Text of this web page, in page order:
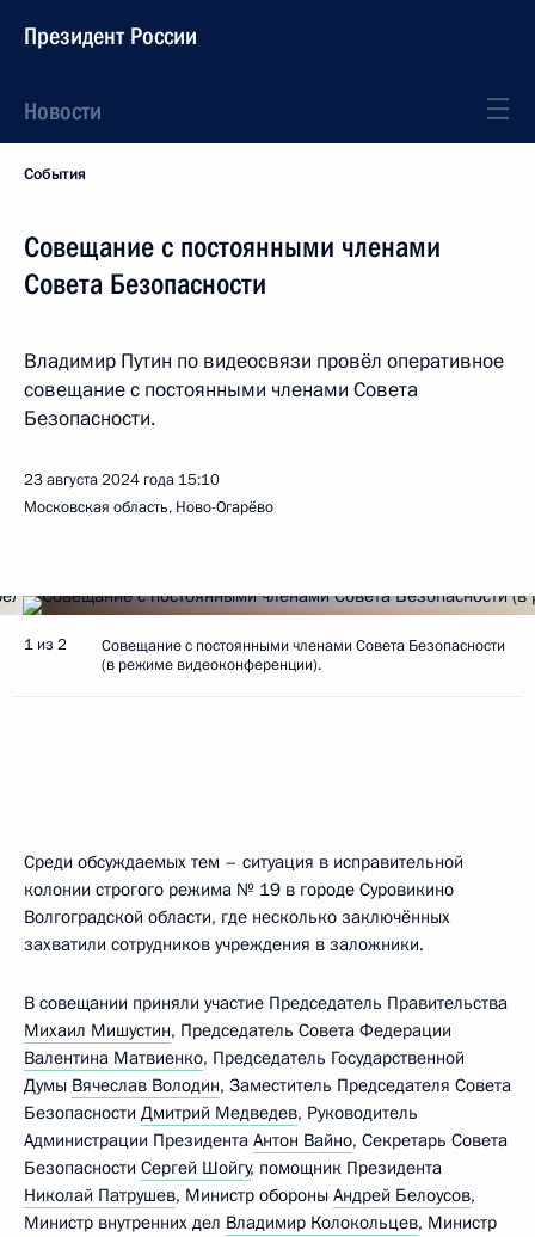
Президент России
Новости
События
Совещание с постоянными членами
Совета Безопасности
Владимир Путин по видеосвязи провёл оперативное
совещание с постоянными членами Совета
Безопасности.
23 августа 2024 года 15:10
Московская область, Ново-Огарёво
1 из 2
Совещание с постоянными членами Совета Безопасности
(в режиме видеоконференции).
Среди обсуждаемых тем – ситуация в исправительной
колонии строгого режима № 19 в городе Суровикино
Волгоградской области, где несколько заключённых
захватили сотрудников учреждения в заложники.
В совещании приняли участие Председатель Правительства
Михаил Мишустин, Председатель Совета Федерации
Валентина Матвиенко, Председатель Государственной
Думы Вячеслав Володин, Заместитель Председателя Совета
Безопасности Дмитрий Медведев, Руководитель
Администрации Президента Антон Вайно, Секретарь Совета
Безопасности Сергей Шойгу, помощник Президента
Николай Патрушев, Министр обороны Андрей Белоусов,
Министр внутренних дел Владимир Колокольцев, Министр